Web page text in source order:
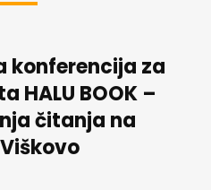
konferencija za
HALU BOOK –
čitanja na